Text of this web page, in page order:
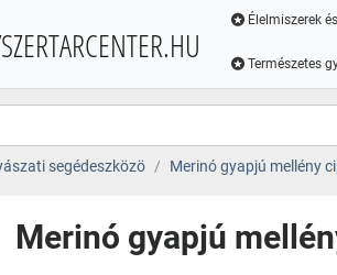
Élelmiszerek
Természetes
segédeszközö Merinó gyapjú mellény
Merinó gyapjú